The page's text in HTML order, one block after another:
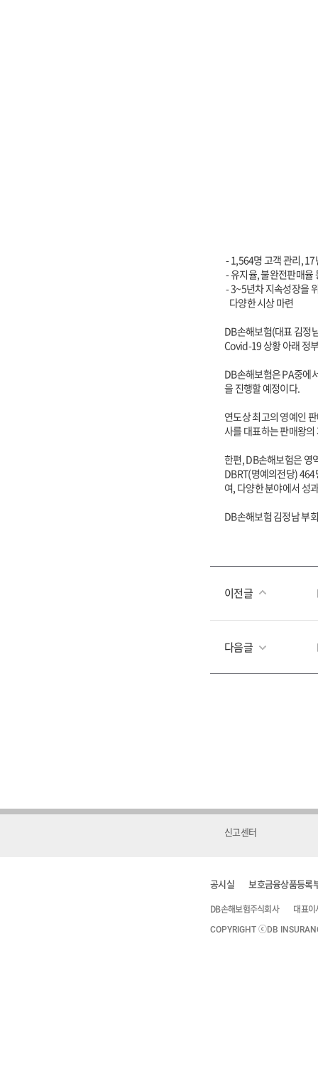
- 1,564명 고객 관리,
- 유지율, 불완전판매율
- 3~5년차 지속성장을
다양한 시상 마련
DB손해보험(대표 김정
Covid-19 상황 아래 정
DB손해보험은 PA중에
을 진행할 예정이다.
연도상 최고의 영예인
사를 대표하는 판매왕
한편, DB손해보험은 영
DBRT(명예의전당)
여, 다양한 분야에서 성
DB손해보험 김정남 부
이전글
다음글
신고센터
공시실 보호금융상품등록
DB손해보험주식회사 대표이
COPYRIGHT ⓒDB